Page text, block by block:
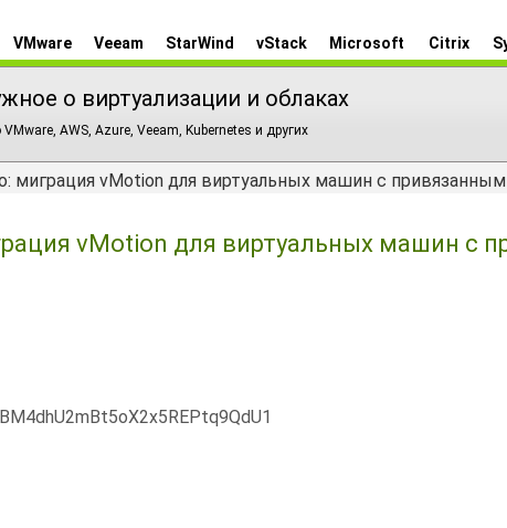
VMware Veeam StarWind vStack Microsoft Citrix
о виртуализации и облаках
VMware, AWS, Azure, Veeam, Kubernetes и других
миграция vMotion для виртуальных машин с
vMotion для виртуальных машин с